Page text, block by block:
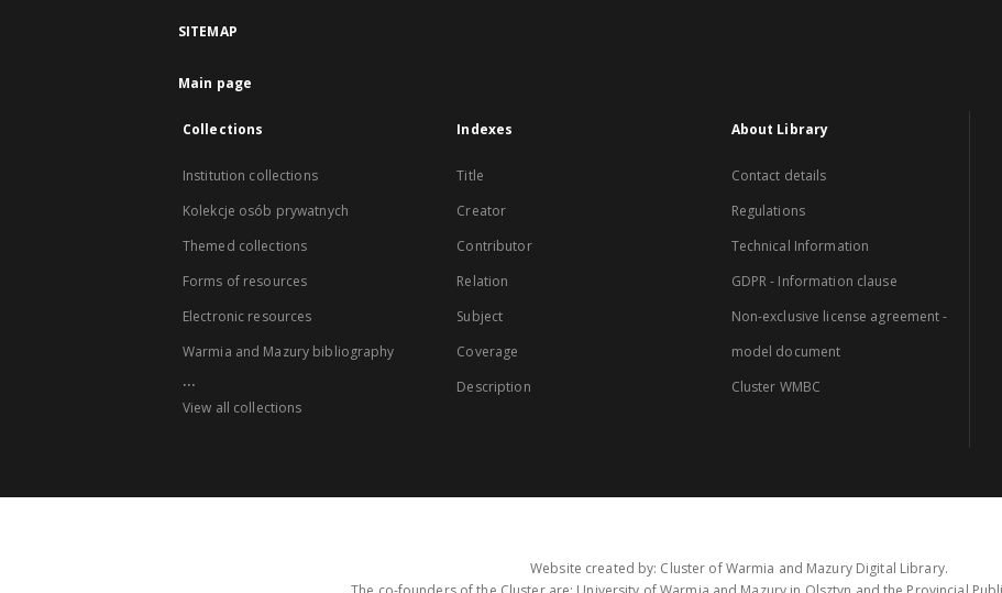
SITEMAP
Main page
Collections
Institution collections
Kolekcje osób prywatnych
Themed collections
Forms of resources
Electronic resources
Warmia and Mazury bibliography
...
View all collections
Indexes
Title
Creator
Contributor
Relation
Subject
Coverage
Description
About Library
Contact details
Regulations
Technical Information
GDPR - Information clause
Non-exclusive license agreement -
model document
Cluster WMBC
Website created by: Cluster of Warmia and Mazury Digital Library.